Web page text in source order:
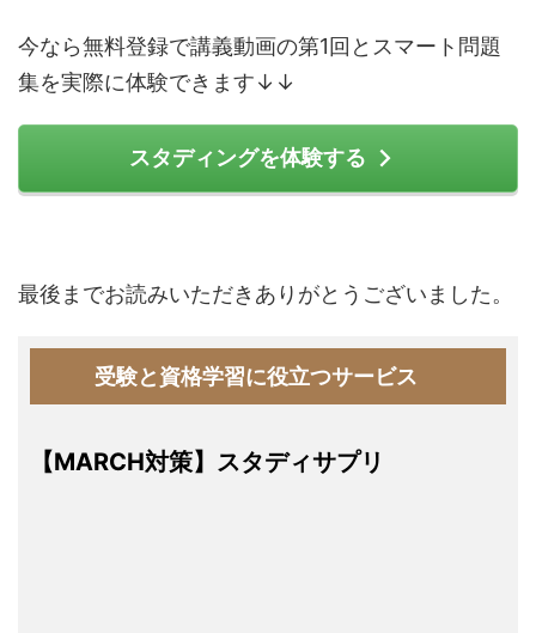
今なら無料登録で講義動画の第1回とスマート問題
集を実際に体験できます↓↓
スタディングを体験する
最後までお読みいただきありがとうございました。
受験と資格学習に役立つサービス
【MARCH対策】スタディサプリ